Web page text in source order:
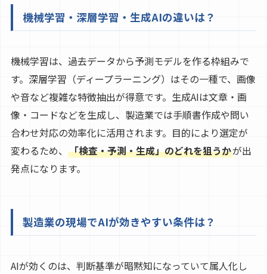
機械学習・深層学習・生成AIの違いは？
機械学習は、過去データから予測モデルを作る枠組みで
す。深層学習（ディープラーニング）はその一種で、画像
や音など複雑な特徴抽出が得意です。生成AIは文章・画
像・コードなどを生成し、製造業では手順書作成や問い
合わせ対応の効率化に活用されます。目的により選定が
変わるため、 「検査・予測・生成」のどれを狙うかが出
発点になります。
製造業の現場でAIが効きやすい条件は？
AIが効くのは、判断基準が暗黙知になっていて属人化し